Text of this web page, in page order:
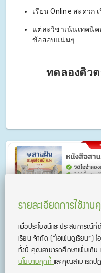
เรียน Online สะดวก
แต่ละวิชาเน้นเทคนิ
ข้อสอบแน่นๆ
ทดลองติวต
คอร์สเรียนที่เกี่ยวข้อง
รายละเอียดการใช้งา
เพื่อประโยชน์และประสบการณ์ที่
เรียน จํากัด (“โอเพ่นดูเรียน”)
ทั้งนี้ คุณสามารถศึกษาเพิ่มเติม
นโยบายคุกกี้และคุณสามารถป